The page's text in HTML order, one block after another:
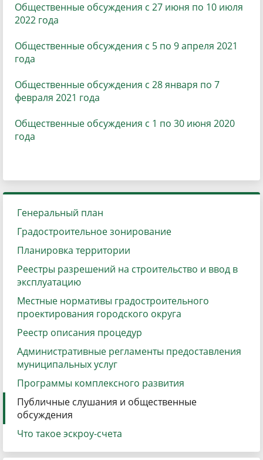
Общественные обсуждения с 27 июня по 10 июля
2022 года
Общественные обсуждения с 5 по 9 апреля 2021
года
Общественные обсуждения с 28 января по 7
февраля 2021 года
Общественные обсуждения с 1 по 30 июня 2020
года
Генеральный план
Градостроительное зонирование
Планировка территории
Реестры разрешений на строительство и ввод в
эксплуатацию
Местные нормативы градостроительного
проектирования городского округа
Реестр описания процедур
Административные регламенты предоставления
муниципальных услуг
Программы комплексного развития
Публичные слушания и общественные
обсуждения
Что такое эскроу-счета